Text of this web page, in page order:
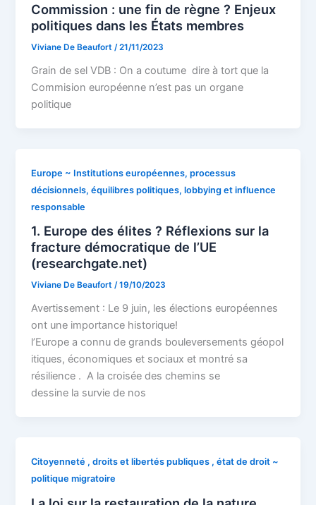
Commission : une fin de règne ? Enjeux
politiques dans les États membres
Viviane De Beaufort/21/11/2023
Grain de sel VDB : On a coutume dire à tort que la
Commision européenne n’est pas un organe
politique
Europe ~ Institutions européennes, processus
décisionnels, équilibres politiques, lobbying et influence
responsable
1. Europe des élites ? Réflexions sur la
fracture démocratique de l’UE
(researchgate.net)
Viviane De Beaufort/19/10/2023
Avertissement : Le 9 juin, les élections européennes
ont une importance historique!
l’Europe a connu de grands bouleversements géopol
itiques, économiques et sociaux et montré sa
résilience . A la croisée des chemins se
dessine la survie de nos
Citoyenneté , droits et libertés publiques , état de droit ~
politique migratoire